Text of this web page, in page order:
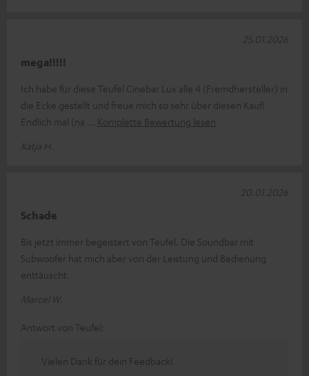
mega!!!!!
Ich habe für diese Teufel Cinebar Lux alle 4 (Fremdhersteller) in
die Ecke gestellt und freue mich so sehr über diesen Kauf!
Endlich mal (na
Komplette Bewertung lesen
Katja H.
25.01.2026
Schade
Bis jetzt immer begeistert von Teufel. Die Soundbar mit
Subwoofer hat mich aber von der Leistung und Bedienung
enttäuscht.
Marcel W.
20.01.2026
Antwort von Teufel:
Vielen Dank für dein Feedback!